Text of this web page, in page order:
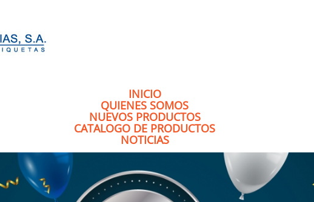
INICIO
QUIENES SOMOS
NUEVOS PRODUCTOS
CATALOGO DE PRODUCTOS
NOTICIAS